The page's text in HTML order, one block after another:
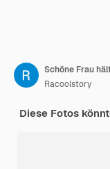
Schöne Frau
Racoolstory
Diese Fotos